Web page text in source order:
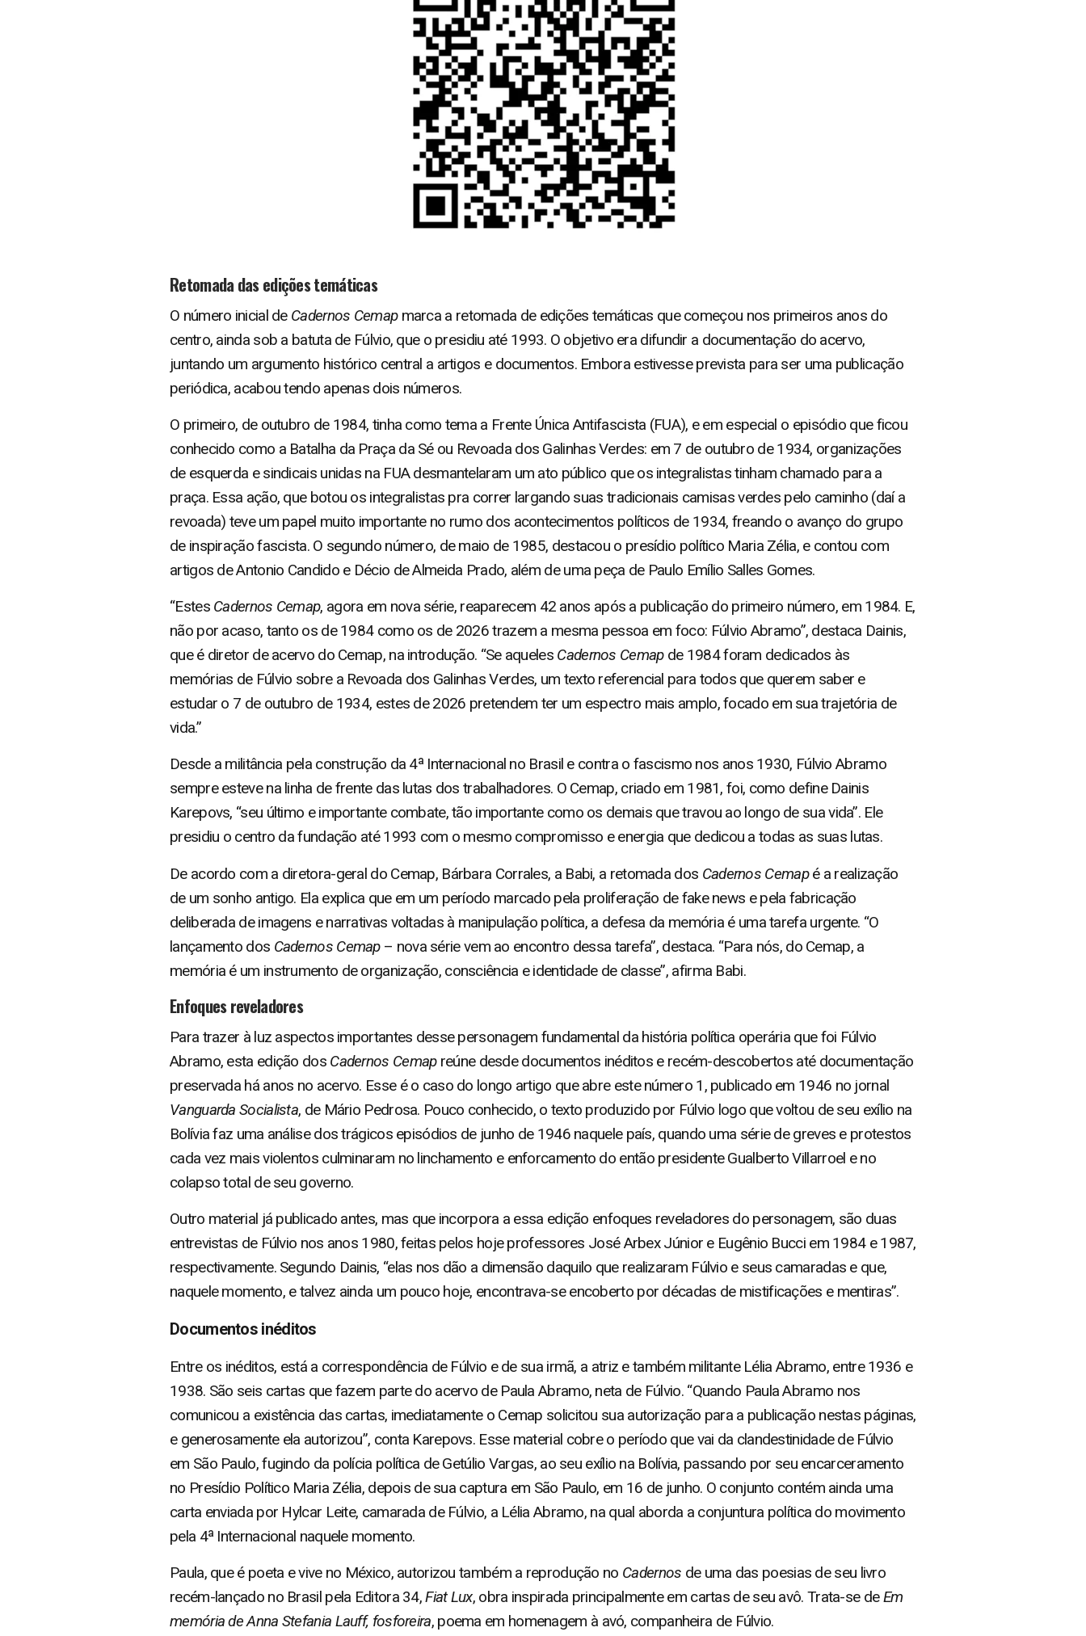
Retomada das edições temáticas
O número inicial de Cadernos Cemapmarca a retomada de edições temáticas que começou nos primeiros anos do
centro, ainda sob a batuta de Fúlvio, que o presidiu até 1993. O objetivo era difundir a documentação do acervo,
juntando um argumento histórico central a artigos e documentos. Embora estivesse prevista para ser uma publicação
periódica, acabou tendo apenas dois números.
O primeiro, de outubro de 1984, tinha como tema a Frente Única Antifascista (FUA), e em especial o episódio que ficou
conhecido como a Batalha da Praça da Sé ou Revoada dos Galinhas Verdes: em 7 de outubro de 1934, organizações
de esquerda e sindicais unidas na FUA desmantelaram um ato público que os integralistas tinham chamado para a
praça. Essa ação, que botou os integralistas pra correr largando suas tradicionais camisas verdes pelo caminho (daí a
revoada) teve um papel muito importante no rumo dos acontecimentos políticos de 1934, freando o avanço do grupo
de inspiração fascista. O segundo número, de maio de 1985, destacou o presídio político Maria Zélia, e contou com
artigos de Antonio Candido e Décio de Almeida Prado, além de uma peça de Paulo Emílio Salles Gomes.
“Estes Cadernos Cemap, agora em nova série, reaparecem 42 anos após a publicação do primeiro número, em 1984. E,
não por acaso, tanto os de 1984 como os de 2026 trazem a mesma pessoa em foco: Fúlvio Abramo”, destaca Dainis,
que é diretor de acervo do Cemap, na introdução. “Se aqueles Cadernos Cemapde 1984 foram dedicados às
memórias de Fúlvio sobre a Revoada dos Galinhas Verdes, um texto referencial para todos que querem saber e
estudar o 7 de outubro de 1934, estes de 2026 pretendem ter um espectro mais amplo, focado em sua trajetória de
vida.”
Desde a militância pela construção da 4ª Internacional no Brasil e contra o fascismo nos anos 1930, Fúlvio Abramo
sempre esteve na linha de frente das lutas dos trabalhadores. O Cemap, criado em 1981, foi, como define Dainis
Karepovs, “seu último e importante combate, tão importante como os demais que travou ao longo de sua vida”. Ele
presidiu o centro da fundação até 1993 com o mesmo compromisso e energia que dedicou a todas as suas lutas.
De acordo com a diretora-geral do Cemap, Bárbara Corrales, a Babi, a retomada dos Cadernos Cemapé a realização
de um sonho antigo. Ela explica que em um período marcado pela proliferação de fake news e pela fabricação
deliberada de imagens e narrativas voltadas à manipulação política, a defesa da memória é uma tarefa urgente. “O
lançamento dos Cadernos Cemap– nova série vem ao encontro dessa tarefa”, destaca. “Para nós, do Cemap, a
memória é um instrumento de organização, consciência e identidade de classe”, afirma Babi.
Enfoques reveladores
Para trazer à luz aspectos importantes desse personagem fundamental da história política operária que foi Fúlvio
Abramo, esta edição dos Cadernos Cemapreúne desde documentos inéditos e recém-descobertos até documentação
preservada há anos no acervo. Esse é o caso do longo artigo que abre este número 1, publicado em 1946 no jornal
Vanguarda Socialista, de Mário Pedrosa. Pouco conhecido, o texto produzido por Fúlvio logo que voltou de seu exílio na
Bolívia faz uma análise dos trágicos episódios de junho de 1946 naquele país, quando uma série de greves e protestos
cada vez mais violentos culminaram no linchamento e enforcamento do então presidente Gualberto Villarroel e no
colapso total de seu governo.
Outro material já publicado antes, mas que incorpora a essa edição enfoques reveladores do personagem, são duas
entrevistas de Fúlvio nos anos 1980, feitas pelos hoje professores José Arbex Júnior e Eugênio Bucci em 1984 e 1987,
respectivamente. Segundo Dainis, “elas nos dão a dimensão daquilo que realizaram Fúlvio e seus camaradas e que,
naquele momento, e talvez ainda um pouco hoje, encontrava-se encoberto por décadas de mistificações e mentiras”.
Documentos inéditos
Entre os inéditos, está a correspondência de Fúlvio e de sua irmã, a atriz e também militante Lélia Abramo, entre 1936 e
1938. São seis cartas que fazem parte do acervo de Paula Abramo, neta de Fúlvio. “Quando Paula Abramo nos
comunicou a existência das cartas, imediatamente o Cemap solicitou sua autorização para a publicação nestas páginas,
e generosamente ela autorizou”, conta Karepovs. Esse material cobre o período que vai da clandestinidade de Fúlvio
em São Paulo, fugindo da polícia política de Getúlio Vargas, ao seu exílio na Bolívia, passando por seu encarceramento
no Presídio Político Maria Zélia, depois de sua captura em São Paulo, em 16 de junho. O conjunto contém ainda uma
carta enviada por Hylcar Leite, camarada de Fúlvio, a Lélia Abramo, na qual aborda a conjuntura política do movimento
pela 4ª Internacional naquele momento.
Paula, que é poeta e vive no México, autorizou também a reprodução no Cadernos de uma das poesias de seu livro
recém-lançado no Brasil pela Editora 34,Fiat Lux, obra inspirada principalmente em cartas de seu avô. Trata-se deEm
memória de Anna Stefania Lauff, fosforeira, poema em homenagem à avó, companheira de Fúlvio.